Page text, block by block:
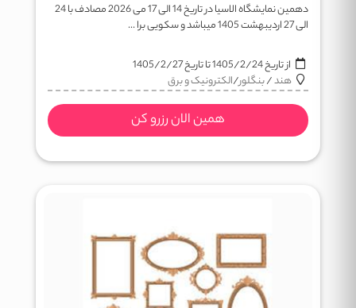
دهمین نمایشگاه الاسیا در تاریخ 14 الی 17 می 2026 مصادف با 24
الی 27 اردیبهشت 1405 میباشد و سکویی برا ...
از تاریخ1405/2/24تا تاریخ1405/2/27
هند/بنگلور/الکترونیک و برق
همین الان رزرو کن